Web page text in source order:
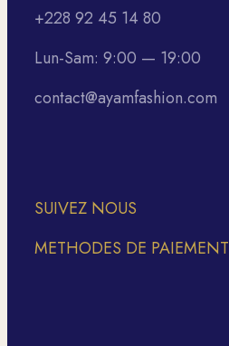
+228 92 45 14 80
Lun-Sam: 9:00 — 19:00
contact@ayamfashion.com
SUIVEZ NOUS
METHODES DE PAIEMENT